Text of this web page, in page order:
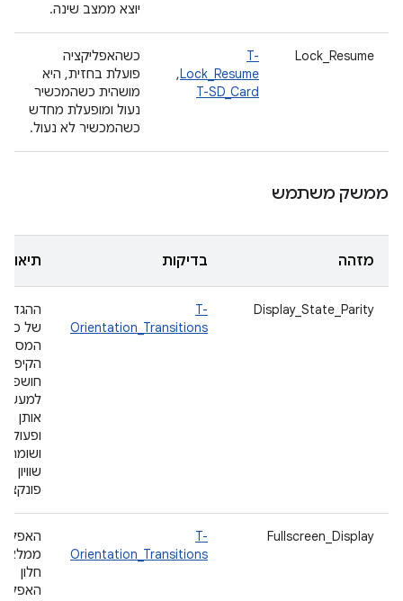
יוצא ממצב שינה.
Lock_Resume
T-
Lock_Resume
,
T-SD_Card
כשהאפליקציה
פועלת בחזית, היא
מושהית כשהמכשיר
נעול ומופעלת מחדש
כשהמכשיר לא נעול.
ממשק משתמש
מזהה בדיקות תיאור
Display_State_Parity
T-
Orientation_Transitions
של
המסך
הקיפול
חושפות
אותן
שוויון
Fullscreen_Display
T-
Orientation_Transitions
חלון